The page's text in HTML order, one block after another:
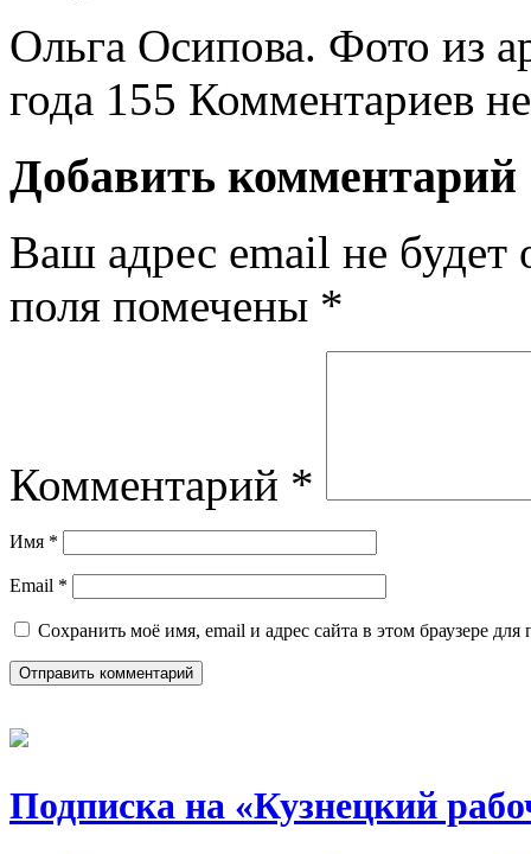
Ольга Осипова. Фото из
года 155 Комментариев
Добавить комментарий
Ваш адрес email не будет
поля помечены *
Комментарий *
Имя *
Email *
Сохранить моё имя, email и адрес сайта в этом браузере
Подписка на «Кузнецкий